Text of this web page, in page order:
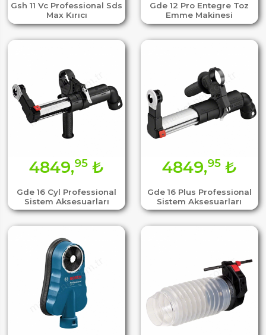
Gsh 11 Vc Professional Sds
Max Kırıcı
Gde 12 Pro Entegre Toz
Emme Makinesi
Gde 16 Cyl Professional
Sistem Aksesuarları
4849,95 ₺
Gde 16 Plus Professional
Sistem Aksesuarları
4849,95₺